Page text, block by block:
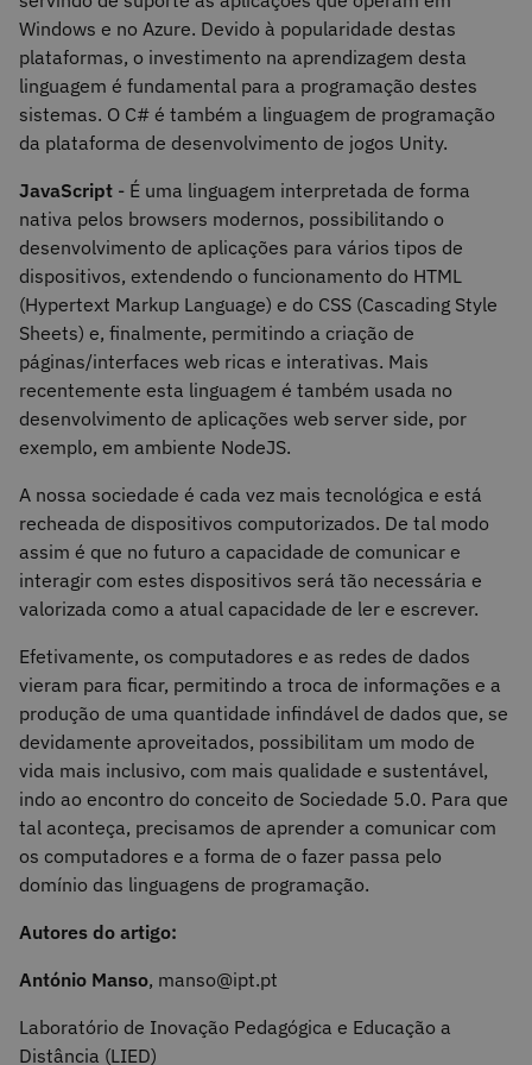
Windows e no Azure. Devido à popularidade destas
plataformas, o investimento na aprendizagem desta
linguagem é fundamental para a programação destes
sistemas. O C# é também a linguagem de programação
da plataforma de desenvolvimento de jogos Unity.
JavaScript - É uma linguagem interpretada de forma
nativa pelos browsers modernos, possibilitando o
desenvolvimento de aplicações para vários tipos de
dispositivos, extendendo o funcionamento do HTML
(Hypertext Markup Language) e do CSS (Cascading Style
Sheets) e, finalmente, permitindo a criação de
páginas/interfaces web ricas e interativas. Mais
recentemente esta linguagem é também usada no
desenvolvimento de aplicações web server side, por
exemplo, em ambiente NodeJS.
A nossa sociedade é cada vez mais tecnológica e está
recheada de dispositivos computorizados. De tal modo
assim é que no futuro a capacidade de comunicar e
interagir com estes dispositivos será tão necessária e
valorizada como a atual capacidade de ler e escrever.
Efetivamente, os computadores e as redes de dados
vieram para ficar, permitindo a troca de informações e a
produção de uma quantidade infindável de dados que, se
devidamente aproveitados, possibilitam um modo de
vida mais inclusivo, com mais qualidade e sustentável,
indo ao encontro do conceito de Sociedade 5.0. Para que
tal aconteça, precisamos de aprender a comunicar com
os computadores e a forma de o fazer passa pelo
domínio das linguagens de programação.
Autores do artigo:
António Manso, manso@ipt.pt
Laboratório de Inovação Pedagógica e Educação a
Distância (LIED)